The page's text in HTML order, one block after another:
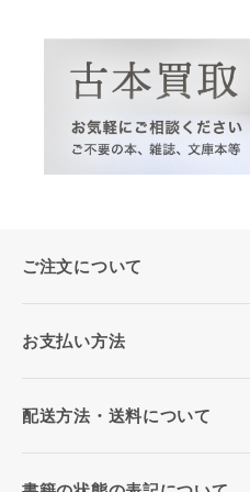
ご注文について
お支払い方法
配送方法・送料について